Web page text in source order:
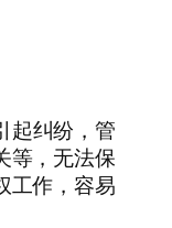
起纠纷，管
等，无法保
工作，容易